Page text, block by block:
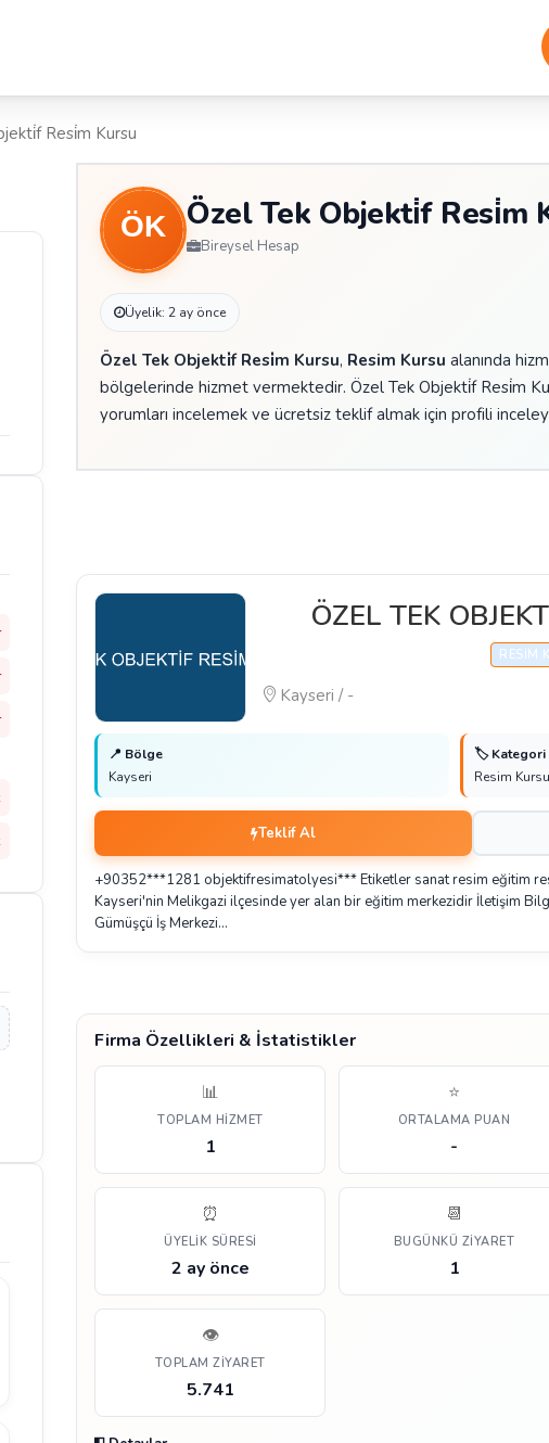
Resi̇m Kursu
Özel Tek Objekti̇f Resi̇m
Bireysel Hesap
Üyelik: 2 ay önce
Özel Tek Objekti̇f Resi̇m Kursu, Resim Kursu alanında
bölgelerinde hizmet vermektedir. Özel Tek Objekti̇f Resi̇m
yorumları incelemek ve ücretsiz teklif almak için profili
ÖZEL TEK
RESIM
Kayseri / -
📍 Bölge
Kayseri
🏷️ Kategori
Resim Kursu
Teklif Al
+90352***1281 objektifresimatolyesi*** Etiketler sanat resim eğitim
Kayseri'nin Melikgazi ilçesinde yer alan bir eğitim merkezidir İletişim
Gümüşçü İş Merkezi…
Firma Özellikleri & İstatistikler
📊
TOPLAM HIZMET
1
⭐
ORTALAMA PUAN
-
⏰
ÜYELIK SÜRESI
2 ay önce
📆
BUGÜNKÜ ZIYARET
1
👁️
TOPLAM ZIYARET
5.741